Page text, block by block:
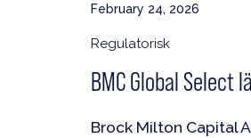
February 24, 2026
Regulatorisk
BMC Global
Brock Milton Capital